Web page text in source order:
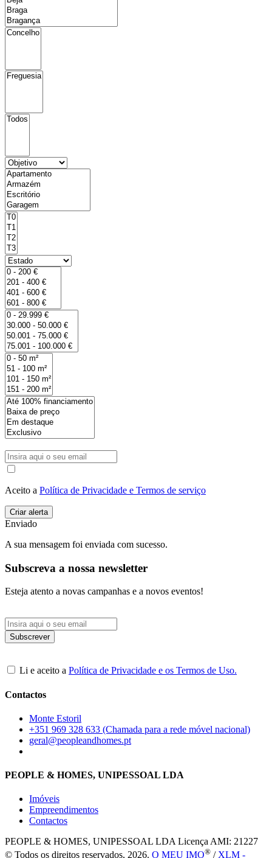
Aceito a Política de Privacidade e Termos de serviço
Enviado
A sua mensagem foi enviada com sucesso.
Subscreva a nossa newsletter
Esteja atento a novas campanhas e a novos eventos!
Li e aceito a Política de Privacidade e os Termos de Uso.
Contactos
Monte Estoril
+351 969 328 633 (Chamada para a rede móvel nacional)
geral@peopleandhomes.pt
PEOPLE & HOMES, UNIPESSOAL LDA
Imóveis
Empreendimentos
Contactos
PEOPLE & HOMES, UNIPESSOAL LDA Licença AMI: 21227
© Todos os direitos reservados, 2026. O MEU IMO® /XLM -